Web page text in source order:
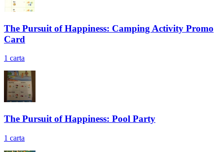
The Pursuit of Happiness: Camping Activity Promo
Card
1 carta
The Pursuit of Happiness: Pool Party
1 carta